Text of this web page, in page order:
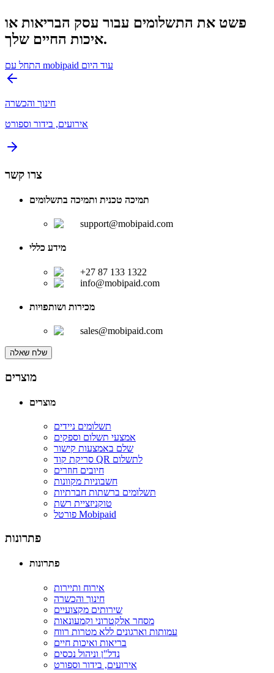
פשט את התשלומים עבור עסק הבריאות או
איכות החיים שלך.
התחל עם mobipaid עוד היום
חינוך והכשרה
אירועים, בידור וספורט
צרו קשר
תמיכה טכנית ותמיכה בתשלומים
support@mobipaid.com
מידע כללי
+27 87 133 1322
info@mobipaid.com
מכירות ושותפויות
sales@mobipaid.com
שלח שאלה
מוצרים
מוצרים
תשלומים ניידים
אמצעי תשלום וספקים
שלם באמצעות קישור
סריקת קוד QR לתשלום
חיובים חוזרים
חשבוניות מקוונות
תשלומים ברשתות חברתיות
טוקניזציית רשת
פורטל Mobipaid
פתרונות
פתרונות
אירוח ותיירות
חינוך והכשרה
שירותים מקצועיים
מסחר אלקטרוני וקמעונאות
עמותות וארגונים ללא מטרות רווח
בריאות ואיכות חיים
נדל"ן וניהול נכסים
אירועים, בידור וספורט